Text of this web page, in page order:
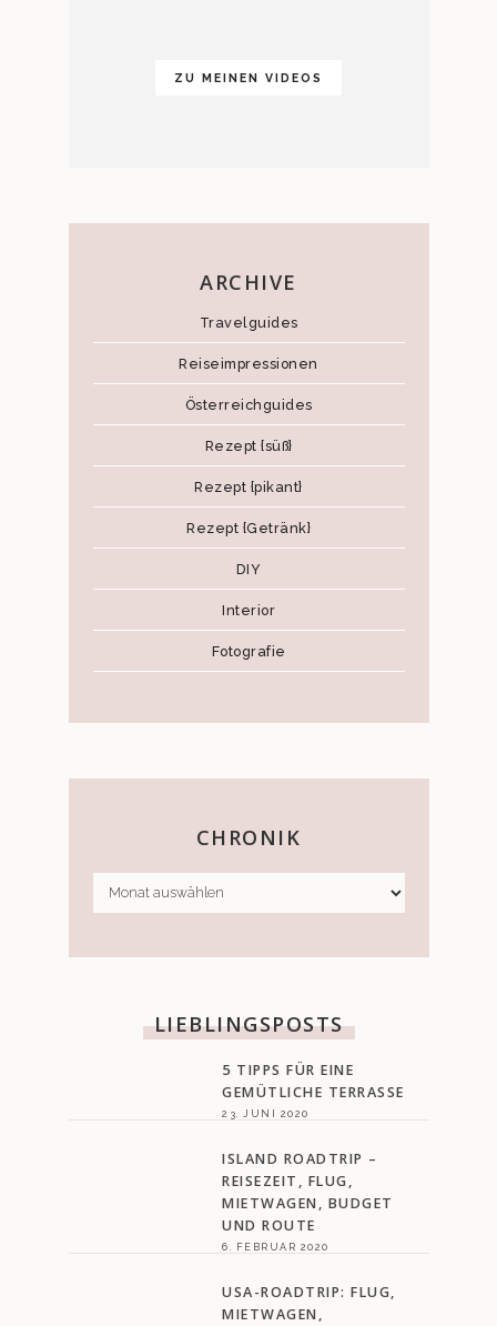
ZU MEINEN VIDEOS
ARCHIVE
Travelguides
Reiseimpressionen
Österreichguides
Rezept {süß}
Rezept {pikant}
Rezept {Getränk}
DIY
Interior
Fotografie
CHRONIK
CHRONIK
LIEBLINGSPOSTS
5 TIPPS FÜR EINE
GEMÜTLICHE TERRASSE
23. JUNI 2020
ISLAND ROADTRIP –
REISEZEIT, FLUG,
MIETWAGEN, BUDGET
UND ROUTE
6. FEBRUAR 2020
USA-ROADTRIP: FLUG,
MIETWAGEN,